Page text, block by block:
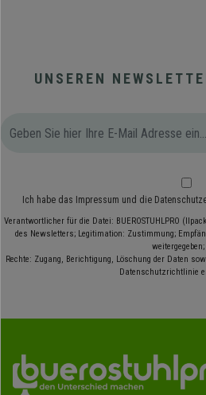
UNSEREN
Ich habe das Impressum und die
Verantwortlicher für die Datei: BUEROSTUHLPRO
des Newsletters; Legitimation: Zustimmung;
weitergegeben;
Rechte: Zugang, Berichtigung, Löschung der Daten
Datenschutzrichtlinie